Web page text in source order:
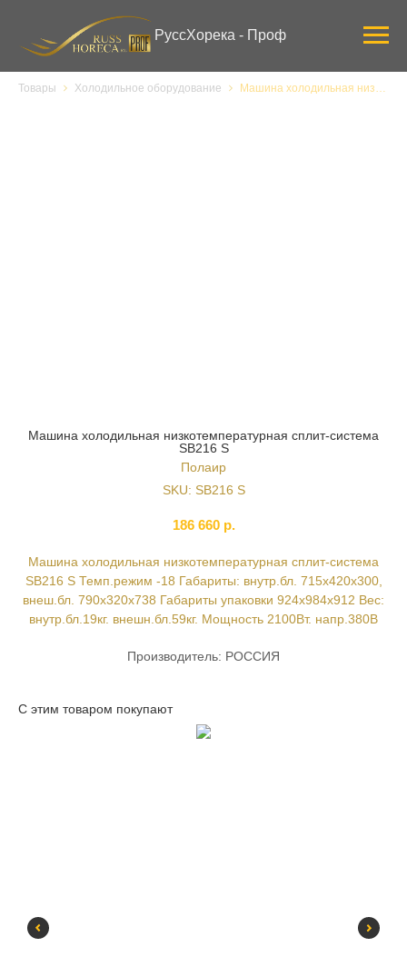
РуссХорека - Проф
Товары Холодильное оборудование Машина холодильная низкотемпературная сплит-система SB216 S
Машина холодильная низкотемпературная сплит-система
SB216 S
Полаир
SKU: SB216 S
186 660 р.
Машина холодильная низкотемпературная сплит-система
SB216 S Темп.режим -18 Габариты: внутр.бл. 715х420х300,
внеш.бл. 790х320х738 Габариты упаковки 924х984х912 Вес:
внутр.бл.19кг. внешн.бл.59кг. Мощность 2100Вт. напр.380В
Производитель: РОССИЯ
С этим товаром покупают